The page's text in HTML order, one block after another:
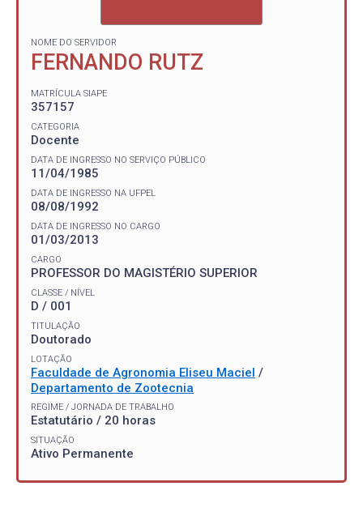
NOME DO SERVIDOR
FERNANDO RUTZ
MATRÍCULA SIAPE
357157
CATEGORIA
Docente
DATA DE INGRESSO NO SERVIÇO PÚBLICO
11/04/1985
DATA DE INGRESSO NA UFPEL
08/08/1992
DATA DE INGRESSO NO CARGO
01/03/2013
CARGO
PROFESSOR DO MAGISTÉRIO SUPERIOR
CLASSE / NÍVEL
D / 001
TITULAÇÃO
Doutorado
LOTAÇÃO
Faculdade de Agronomia Eliseu Maciel /
Departamento de Zootecnia
REGIME / JORNADA DE TRABALHO
Estatutário / 20 horas
SITUAÇÃO
Ativo Permanente